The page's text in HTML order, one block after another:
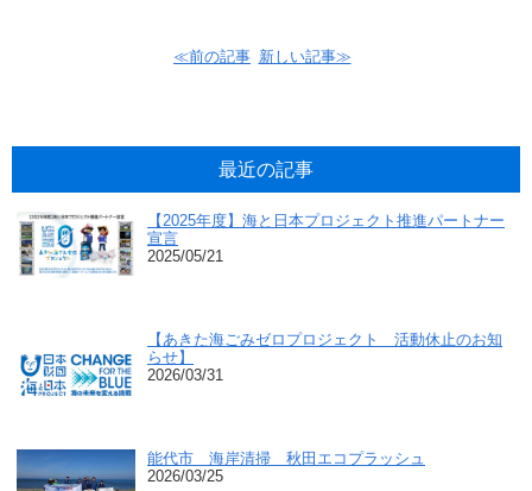
≪前の記事 新しい記事≫
最近の記事
【2025年度】海と日本プロジェクト推進パートナー
宣言
2025/05/21
【あきた海ごみゼロプロジェクト 活動休止のお知
らせ】
2026/03/31
能代市 海岸清掃 秋田エコプラッシュ
2026/03/25